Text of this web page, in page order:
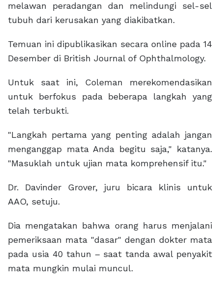
melawan peradangan dan melindungi sel-sel
tubuh dari kerusakan yang diakibatkan.
Temuan ini dipublikasikan secara online pada 14
Desember di British Journal of Ophthalmology.
Untuk saat ini, Coleman merekomendasikan
untuk berfokus pada beberapa langkah yang
telah terbukti.
"Langkah pertama yang penting adalah jangan
menganggap mata Anda begitu saja," katanya.
"Masuklah untuk ujian mata komprehensif itu."
Dr. Davinder Grover, juru bicara klinis untuk
AAO, setuju.
Dia mengatakan bahwa orang harus menjalani
pemeriksaan mata "dasar" dengan dokter mata
pada usia 40 tahun – saat tanda awal penyakit
mata mungkin mulai muncul.